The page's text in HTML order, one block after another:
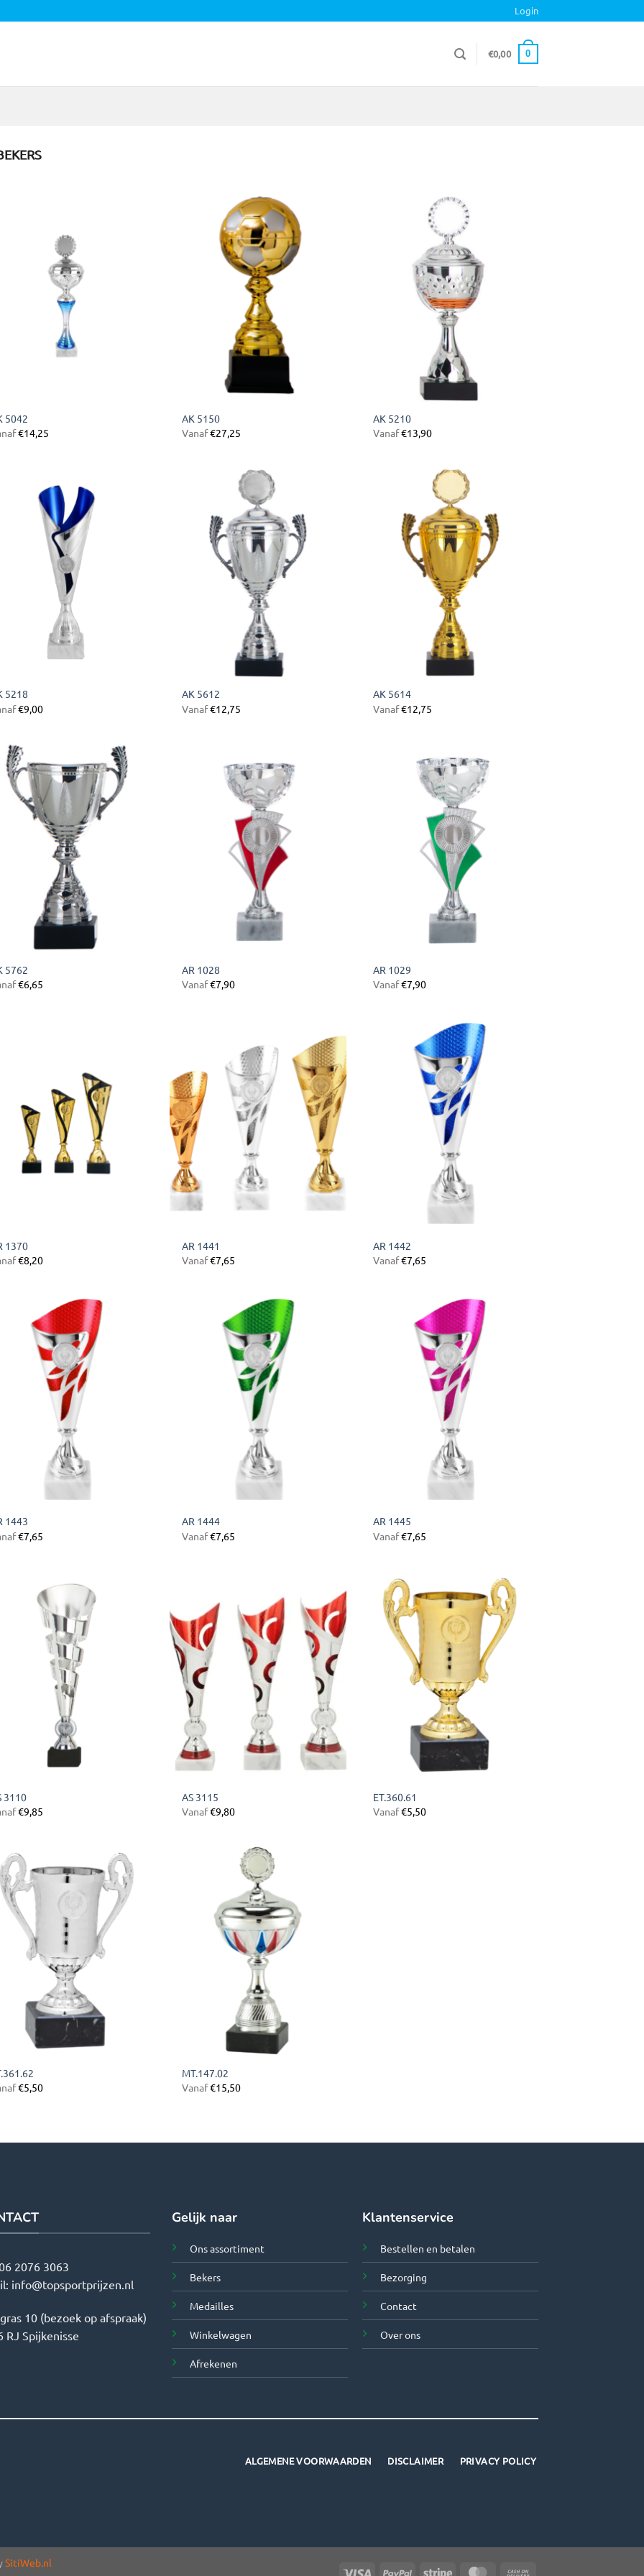
Login
€0,00 0
5042
€14,25
Toevoegen
verlanglijst
AK 5150
Vanaf€27,25
AK 5210
Vanaf€13,90
5218
€9,00
verlanglijst
AK 5612
Vanaf€12,75
verlanglijst
AK 5614
Vanaf€12,75
Toevoegen
aan
verlanglijst
5762
€6,65
AR 1028
Vanaf€7,90
Toevoegen
AR 1029
Vanaf€7,90
verlanglijst
1370
€8,20
Toevoegen
aan
verlanglijst
AR 1441
Vanaf€7,65
AR 1442
Vanaf€7,65
1443
€7,65
AR 1444
Vanaf€7,65
AR 1445
Vanaf€7,65
3110
€9,85
Toevoegen
aan
verlanglijst
AS 3115
Vanaf€9,80
Toevoegen
aan
verlanglijst
ET.360.61
Vanaf€5,50
Toevoegen
aan
verlanglijst
€5,50
verlanglijst
MT.147.02
Vanaf€15,50
2076 3063
info@topsportprijzen.nl
10 (bezoek op afspraak)
RJ Spijkenisse
Gelijk naar
Ons assortiment
Bekers
Medailles
Winkelwagen
Afrekenen
Klantenservice
Bestellen en betalen
Bezorging
Contact
Over ons
ALGEMENE VOORWAARDEN DISCLAIMER PRIVACY POLICY
SitiWeb.nl